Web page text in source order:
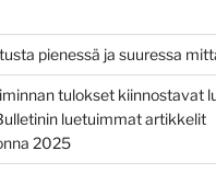
pienessä ja suuressa
tulokset kiinnostavat
luetuimmat artikkelit
2025